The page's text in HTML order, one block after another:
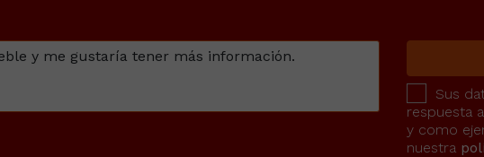
Sus
respuesta
y como
nuestra